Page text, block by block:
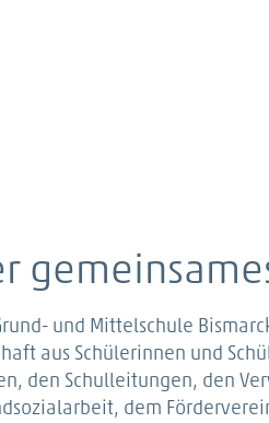
und Mittelschule
aus Schülerinnen und
den Schulleitungen, den
dem